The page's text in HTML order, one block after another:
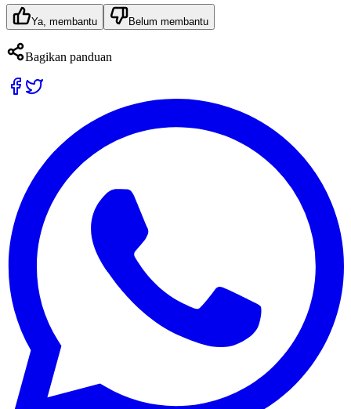
Ya, membantu Belum membantu
Bagikan panduan